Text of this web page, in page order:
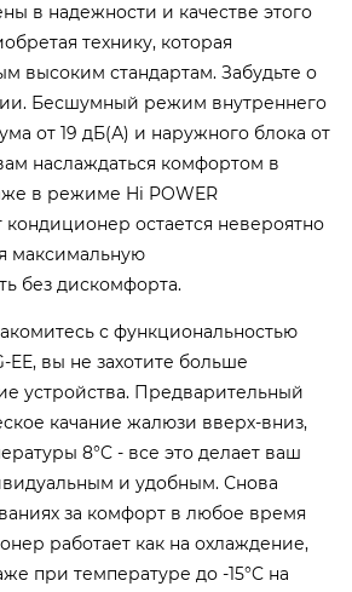
в надежности и качестве этого
технику, которая
высоким стандартам. Забудьте о
Бесшумный режим внутреннего
от 19 дБ(А) и наружного блока от
наслаждаться комфортом в
в режиме Hi POWER
остается невероятно
максимальную
без дискомфорта.
с функциональностью
EE, вы не захотите больше
устройства. Предварительный
качание жалюзи вверх-вниз,
8°C - все это делает ваш
и удобным. Снова
за комфорт в любое время
работает как на охлаждение,
при температуре до -15°C на